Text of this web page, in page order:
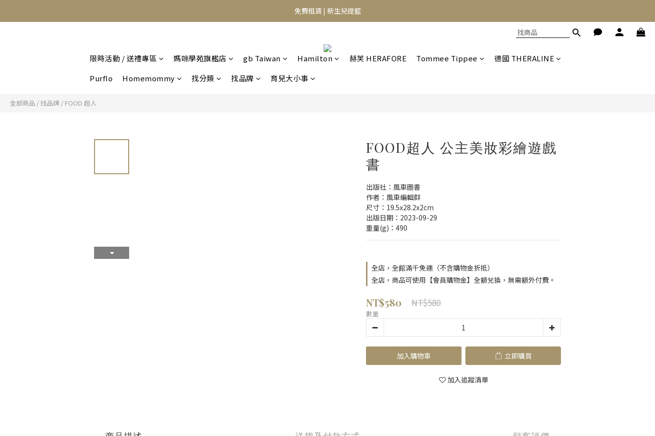
⭐️異膚救星 10天體驗活動⭐️
免費租賃 | 新生兒提籃
限時活動 / 送禮專區 媽咪學苑旗艦店 gb Taiwan Hamilton 赫芙 HERAFORE Tommee Tippee
德國 THERALINE
Purflo
Homemommy 找分類 找品牌 育兒大小事
全部商品 /找品牌 / FOOD 超人
FOOD超人 公主美妝彩繪遊戲
書
出版社：風車圖書
作者：風車編輯群
尺寸：19.5x28.2x2cm
出版日期：2023-09-29
重量(g)：490
全店，全館滿千免運（不含購物金折抵）
全店，商品可使用【會員購物金】全額兌換，無需額外付費。
NT$580 NT$580
數量
加入購物車 立即購買
加入追蹤清單
立即購買